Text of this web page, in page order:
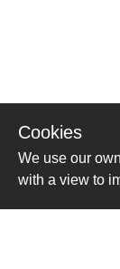
Cookies
We use our
with a view to